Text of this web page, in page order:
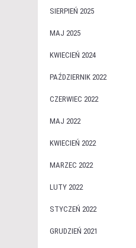
SIERPIEŃ 2025
MAJ 2025
KWIECIEŃ 2024
PAŹDZIERNIK 2022
CZERWIEC 2022
MAJ 2022
KWIECIEŃ 2022
MARZEC 2022
LUTY 2022
STYCZEŃ 2022
GRUDZIEŃ 2021